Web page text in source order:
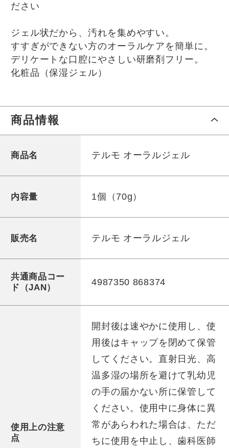
ださい
ジェル状だから、汚れを集めやすい。
すすぎができない方のオーラルケアを簡単に。
デリケートな口腔にやさしい研磨剤フリー。
化粧品（保湿ジェル）
商品情報
商品名 テルモ オーラルジェル
内容量 1個（70g）
販売名 テルモ オーラルジェル
共通商品コー
ド（JAN）
4987350 868374
使用上の注意
点
開封後は速やかに使用し、使
用後はキャップを閉めて保管
してください。直射日光、高
温多湿の場所を避けて乳幼児
の手の届かない所に保管して
ください。使用中に身体に異
常があらわれた場合は、ただ
ちに使用を中止し、歯科医師